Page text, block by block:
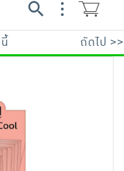
ถัดไป >>